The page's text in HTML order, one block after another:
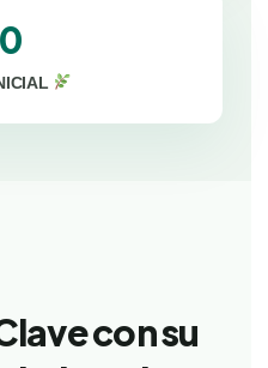
con su